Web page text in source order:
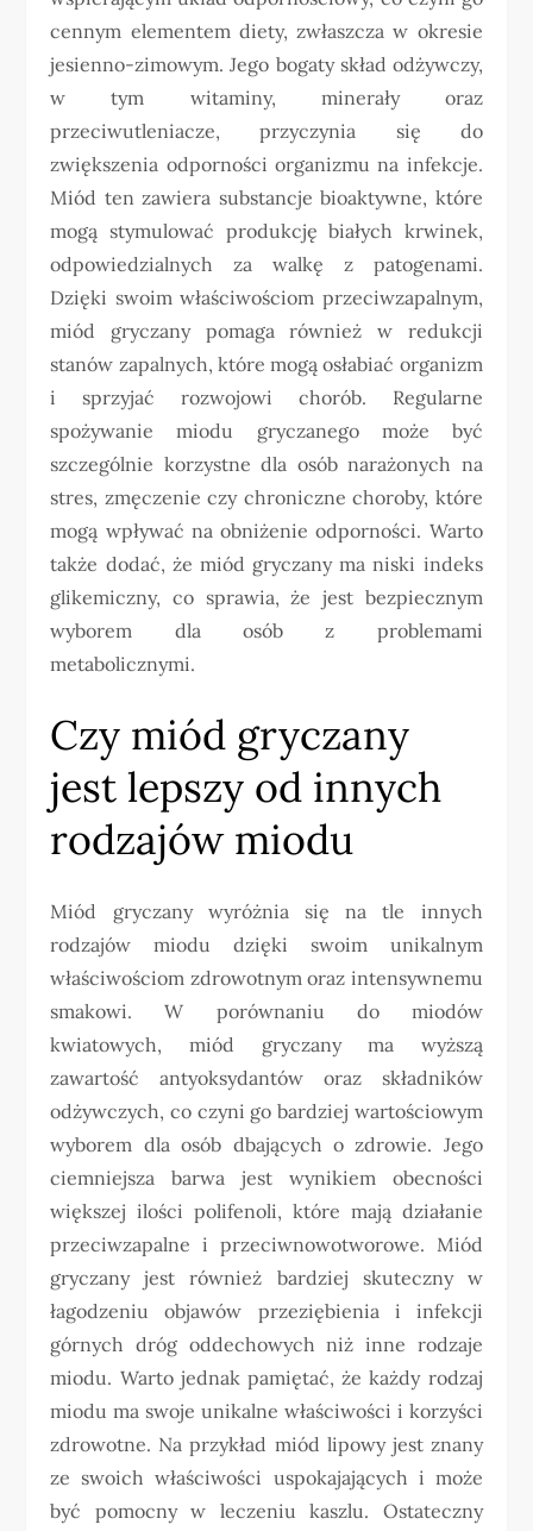
cennym elementem diety, zwłaszcza w okresie
jesienno-zimowym. Jego bogaty skład odżywczy,
w tym witaminy, minerały oraz
przeciwutleniacze, przyczynia się do
zwiększenia odporności organizmu na infekcje.
Miód ten zawiera substancje bioaktywne, które
mogą stymulować produkcję białych krwinek,
odpowiedzialnych za walkę z patogenami.
Dzięki swoim właściwościom przeciwzapalnym,
miód gryczany pomaga również w redukcji
stanów zapalnych, które mogą osłabiać organizm
i sprzyjać rozwojowi chorób. Regularne
spożywanie miodu gryczanego może być
szczególnie korzystne dla osób narażonych na
stres, zmęczenie czy chroniczne choroby, które
mogą wpływać na obniżenie odporności. Warto
także dodać, że miód gryczany ma niski indeks
glikemiczny, co sprawia, że jest bezpiecznym
wyborem dla osób z problemami
metabolicznymi.
Czy miód gryczany
jest lepszy od innych
rodzajów miodu
Miód gryczany wyróżnia się na tle innych
rodzajów miodu dzięki swoim unikalnym
właściwościom zdrowotnym oraz intensywnemu
smakowi. W porównaniu do miodów
kwiatowych, miód gryczany ma wyższą
zawartość antyoksydantów oraz składników
odżywczych, co czyni go bardziej wartościowym
wyborem dla osób dbających o zdrowie. Jego
ciemniejsza barwa jest wynikiem obecności
większej ilości polifenoli, które mają działanie
przeciwzapalne i przeciwnowotworowe. Miód
gryczany jest również bardziej skuteczny w
łagodzeniu objawów przeziębienia i infekcji
górnych dróg oddechowych niż inne rodzaje
miodu. Warto jednak pamiętać, że każdy rodzaj
miodu ma swoje unikalne właściwości i korzyści
zdrowotne. Na przykład miód lipowy jest znany
ze swoich właściwości uspokajających i może
być pomocny w leczeniu kaszlu. Ostateczny